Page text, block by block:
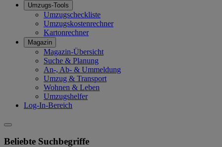
Umzugs-Tools
Umzugscheckliste
Umzugskostenrechner
Kartonrechner
Magazin
Magazin-Übersicht
Suche & Planung
An-, Ab- & Ummeldung
Umzug & Transport
Wohnen & Leben
Umzugshelfer
Log-In-Bereich
Beliebte Suchbegriffe